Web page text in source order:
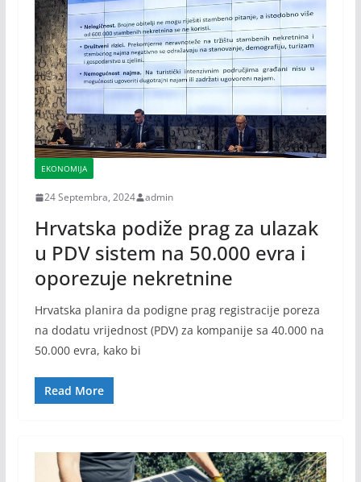
EKONOMIJA
24 Septembra, 2024 admin
Hrvatska podiže prag za ulazak
u PDV sistem na 50.000 evra i
oporezuje nekretnine
Hrvatska planira da podigne prag registracije poreza
na dodatu vrijednost (PDV) za kompanije sa 40.000 na
50.000 evra, kako bi
Read More